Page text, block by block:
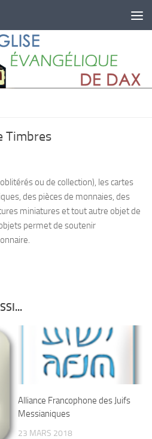
Timbres
ou de collection), les cartes
des pièces de monnaies, des
miniatures et tout autre objet de
permet de soutenir
Alliance Francophone des Juifs
Messianiques
23 MARS 2018